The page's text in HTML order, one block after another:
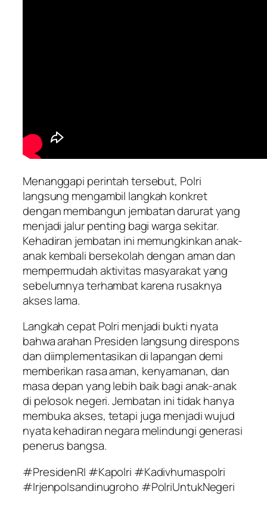
Menanggapi perintah tersebut, Polri
langsung mengambil langkah konkret
dengan membangun jembatan darurat yang
menjadi jalur penting bagi warga sekitar.
Kehadiran jembatan ini memungkinkan anak-
anak kembali bersekolah dengan aman dan
mempermudah aktivitas masyarakat yang
sebelumnya terhambat karena rusaknya
akses lama.
Langkah cepat Polri menjadi bukti nyata
bahwa arahan Presiden langsung direspons
dan diimplementasikan di lapangan demi
memberikan rasa aman, kenyamanan, dan
masa depan yang lebih baik bagi anak-anak
di pelosok negeri. Jembatan ini tidak hanya
membuka akses, tetapi juga menjadi wujud
nyata kehadiran negara melindungi generasi
penerus bangsa.
#PresidenRI #Kapolri #Kadivhumaspolri
#Irjenpolsandinugroho #PolriUntukNegeri